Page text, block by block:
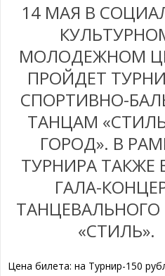
14 МАЯ В
МОЛОДЕЖНОМ
ПРОЙДЕТ
СПОРТИВНО-
ТАНЦАМ
ГОРОД». В
ТУРНИРА ТАКЖЕ
ГАЛА-
ТАНЦЕВАЛЬНОГО
«СТИЛЬ».
Цена билета: на Турнир-150